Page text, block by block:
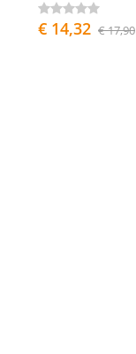
€ 14,32 € 17,90